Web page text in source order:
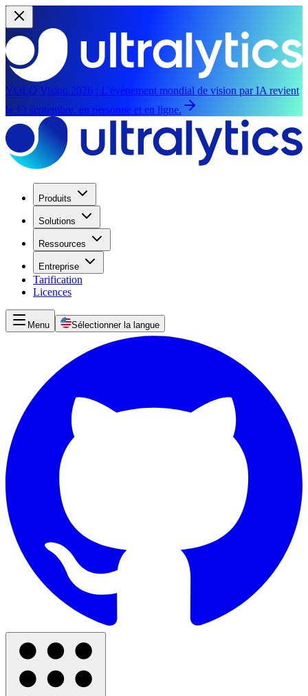
YOLO Vision 2026 : L'événement mondial de vision par IA revient
le 13 septembre, en personne et en ligne.
Produits
Solutions
Ressources
Entreprise
Tarification
Licences
Menu Sélectionner la langue